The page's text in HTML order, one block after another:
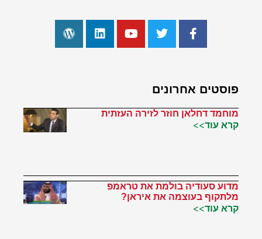
פוסטים אחרונים
מוחמד דחלאן חוזר לזירה העזתית
קרא עוד>>
מדוע סעודיה בולמת את טראמפ
מלתקוף בעוצמה את איראן?
קרא עוד>>